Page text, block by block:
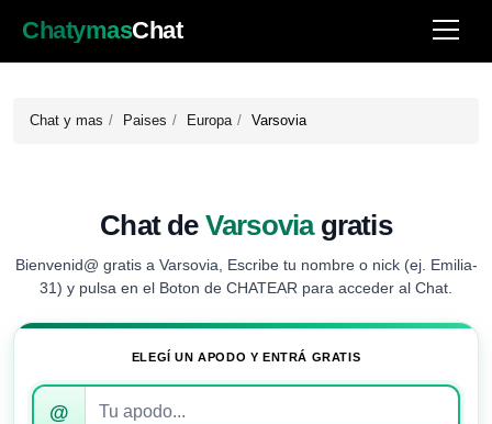
ChatymasChat
Chat y mas Paises Europa Varsovia
Chat de Varsoviagratis
Bienvenid@ gratis a Varsovia, Escribe tu nombre o nick (ej. Emilia-
31) y pulsa en el Boton de CHATEAR para acceder al Chat.
ELEGÍ UN APODO Y ENTRÁ GRATIS
Introduce
@